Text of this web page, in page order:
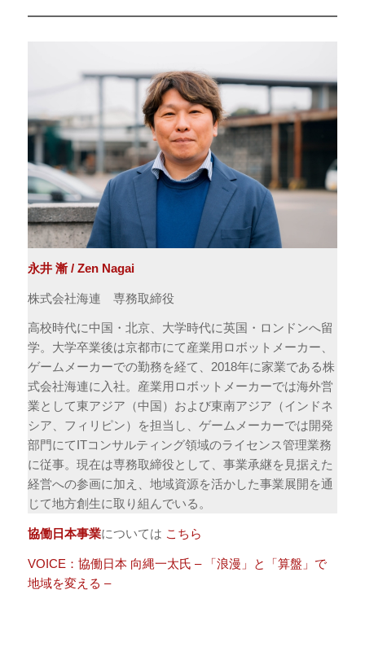
永井 漸 / Zen Nagai
株式会社海連 専務取締役
高校時代に中国・北京、大学時代に英国・ロンドンへ留
学。大学卒業後は京都市にて産業用ロボットメーカー、
ゲームメーカーでの勤務を経て、2018年に家業である株
式会社海連に入社。産業用ロボットメーカーでは海外営
業として東アジア（中国）および東南アジア（インドネ
シア、フィリピン）を担当し、ゲームメーカーでは開発
部門にてITコンサルティング領域のライセンス管理業務
に従事。現在は専務取締役として、事業承継を見据えた
経営への参画に加え、地域資源を活かした事業展開を通
じて地方創生に取り組んでいる。
協働日本事業については こちら
VOICE：協働日本 向縄一太氏 – 「浪漫」と「算盤」で
地域を変える –